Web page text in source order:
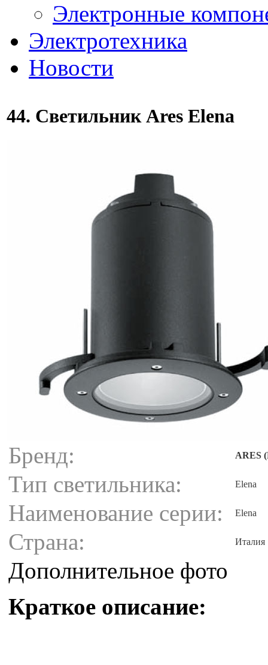
Электронные
Электротехника
Новости
44. Светильник Ares Elena
Бренд: ARES
Тип светильника: Elena
Наименование серии: Elena
Страна: Италия
Дополнительное фото
Краткое описание: